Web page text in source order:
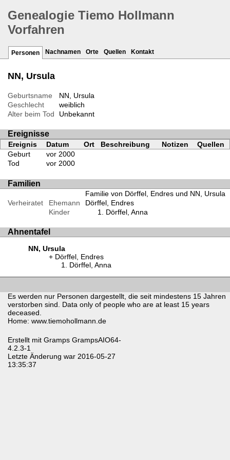
Genealogie Tiemo Hollmann
Vorfahren
Personen Nachnamen Orte Quellen Kontakt
NN, Ursula
Geburtsname
NN, Ursula
Geschlecht
weiblich
Alter beim Tod
Unbekannt
Ereignisse
Ereignis Datum Ort Beschreibung Notizen
Quellen
Geburt
vor 2000
Tod
vor 2000
Familien
Familie von Dörffel, Endres und NN, Ursula
Verheiratet
Ehemann
Dörffel, Endres
Kinder
Dörffel, Anna
Ahnentafel
NN, Ursula
Dörffel, Endres
Dörffel, Anna
Es werden nur Personen dargestellt, die seit mindestens 15 Jahren
verstorben sind. Data only of people who are at least 15 years
deceased.
Home: www.tiemohollmann.de
Erstellt mit Gramps GrampsAIO64-
4.2.3-1
Letzte Änderung war 2016-05-27
13:35:37